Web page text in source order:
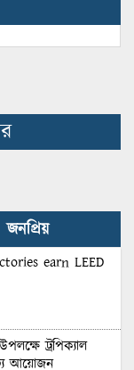
জনপ্রিয়
earn LEED
ট্রপিক্যাল
আয়োজন